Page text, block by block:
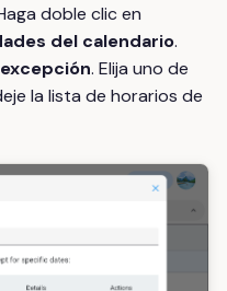
doble clic en
del calendario.
. Elija uno de
la lista de horarios de